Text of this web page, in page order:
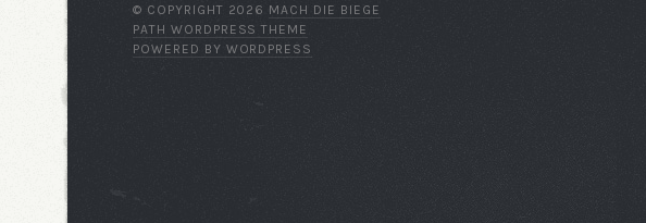
© COPYRIGHT 2026 MACH DIE BIEGE
PATH WORDPRESS THEME
POWERED BY WORDPRESS